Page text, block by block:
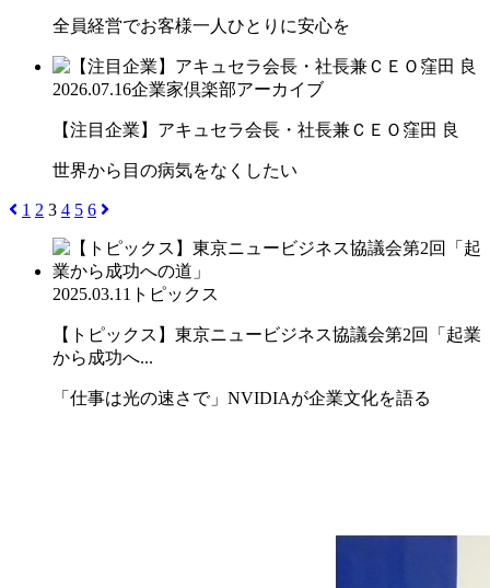
全員経営でお客様一人ひとりに安心を
2026.07.16企業家倶楽部アーカイブ
【注目企業】アキュセラ会長・社長兼ＣＥＯ窪田 良
世界から目の病気をなくしたい
1 2 3 4 5 6
2025.03.11 トピックス
【トピックス】東京ニュービジネス協議会第2回「起業
から成功へ...
「仕事は光の速さで」NVIDIAが企業文化を語る